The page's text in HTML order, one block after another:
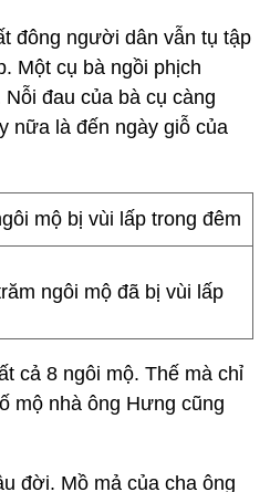
đông người dân vẫn tụ tập
Một cụ bà ngồi phịch
đau của bà cụ càng
nữa là đến ngày giỗ của
ngôi mộ đã bị vùi lấp
cả 8 ngôi mộ. Thế mà chỉ
mộ nhà ông Hưng cũng
đời. Mồ mả của cha ông